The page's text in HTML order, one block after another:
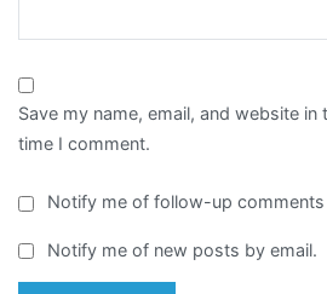
Save my name, email, and website
time I comment.
Notify me of follow-up comments
Notify me of new posts by email.